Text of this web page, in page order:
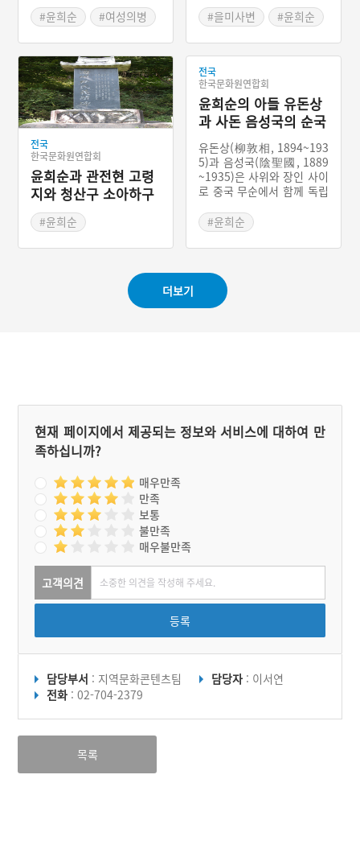
#윤희순
#여성의병
#환인현 파리전자 취리두
남산마을
#노학당
#무순 포가둔
#을미사변
#윤희순
#해평윤씨일생록
#단발령
전국
한국문화원연합회
윤희순과 관전현 고령
지와 청산구 소아하구
의 독립운동근거지
#윤희순
전국
한국문화원연합회
윤희순의 아들 유돈상
과 사돈 음성국의 순국
유돈상(柳敦相, 1894~193
5)과 음성국(陰聖國, 1889
~1935)은 사위와 장인 사이
로 중국 무순에서 함께 독립
순의 도움을 받아 조선독립
단을 조직하고 학교를 만들
고 가족부대를 만들어서 직
그러다가 일경에 체포되어
1935년 무순 감옥에서 옥사
를 하였다.
#윤희순
#음성국
#조선인민회 영릉분회
더보기
현재 페이지에서 제공되는 정보와 서비스에 대하여 만
족하십니까?
매우만족
만족
보통
불만족
매우불만족
고객의견
등록
담당부서 : 지역문화콘텐츠팀 담당자 : 이서연
전화 : 02-704-2379
목록